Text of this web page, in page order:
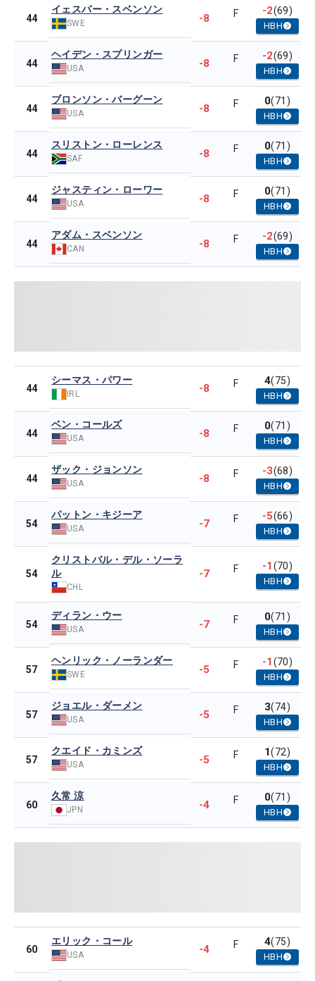
44
イェスパー・スベンソン
SWE -8 F -2(69)
HBH
44
ヘイデン・スプリンガー
USA -8 F -2(69)
HBH
44
ブロンソン・バーグーン
USA -8 F 0(71)
HBH
44
スリストン・ローレンス
SAF -8 F 0(71)
HBH
44
ジャスティン・ローワー
USA -8 F 0(71)
HBH
44
アダム・スベンソン
CAN -8 F -2(69)
HBH
44
シーマス・パワー
IRL -8 F 4(75)
HBH
44
ベン・コールズ
USA -8 F 0(71)
HBH
44
ザック・ジョンソン
USA -8 F -3(68)
HBH
54
パットン・キジーア
USA -7 F -5(66)
HBH
54
クリストバル・デル・ソーラ
ル
CHL
-7 F -1(70)
HBH
54
ディラン・ウー
USA -7 F 0(71)
HBH
57
ヘンリック・ノーランダー
SWE -5 F -1(70)
HBH
57
ジョエル・ダーメン
USA -5 F 3(74)
HBH
57
クエイド・カミンズ
USA -5 F 1(72)
HBH
60
久常 涼
JPN -4 F 0(71)
HBH
60
エリック・コール
USA -4 F 4(75)
HBH